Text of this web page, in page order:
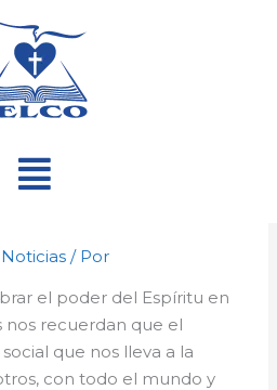
Menú
Noticias / Por
el poder del Espíritu en
nos recuerdan que el
que nos lleva a la
con todo el mundo y